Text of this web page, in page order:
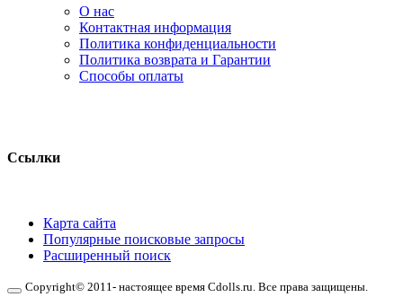
О нас
Контактная информация
Политика конфиденциальности
Политика возврата и Гарантии
Способы оплаты
Ссылки
Карта сайта
Популярные поисковые запросы
Расширенный поиск
Copyright© 2011- настоящее время Cdolls.ru. Все права защищены.